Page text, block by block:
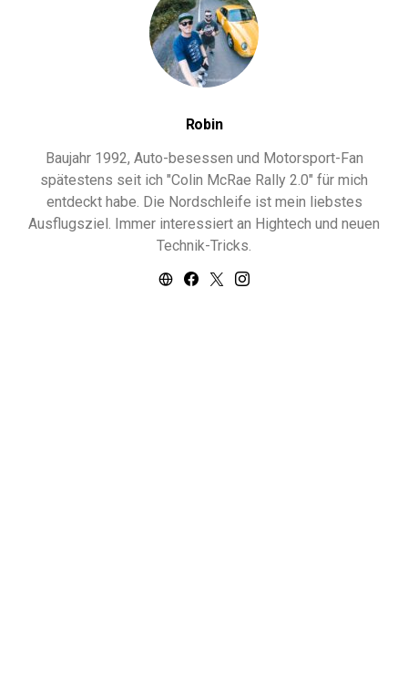
Robin
Baujahr 1992, Auto-besessen und Motorsport-Fan
spätestens seit ich "Colin McRae Rally 2.0" für mich
entdeckt habe. Die Nordschleife ist mein liebstes
Ausflugsziel. Immer interessiert an Hightech und neuen
Technik-Tricks.